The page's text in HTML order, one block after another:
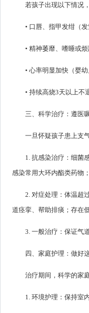
若孩子出现以下情况
• 口唇、指甲发绀（
• 精神萎靡、嗜睡或
• 心率明显加快（婴
• 持续高烧3天以上不
三、科学治疗：遵医
一旦怀疑孩子患上支
1. 抗感染治疗：细菌
感染常用大环内酯类药物；
2. 对症处理：体温超
道痉挛、帮助排痰；存在
3. 一般治疗：保证气
四、家庭护理：做好
治疗期间，科学的家
1. 环境护理：保持室